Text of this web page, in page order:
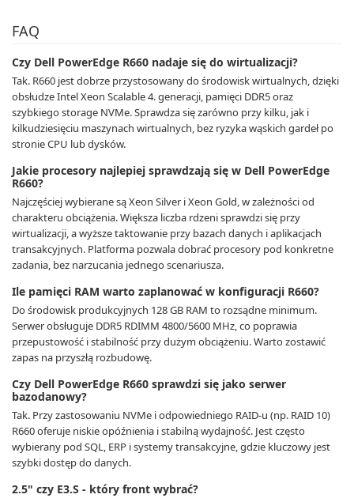
FAQ
Czy Dell PowerEdge R660 nadaje się do wirtualizacji?
Tak. R660 jest dobrze przystosowany do środowisk wirtualnych, dzięki
obsłudze Intel Xeon Scalable 4. generacji, pamięci DDR5 oraz
szybkiego storage NVMe. Sprawdza się zarówno przy kilku, jak i
kilkudziesięciu maszynach wirtualnych, bez ryzyka wąskich gardeł po
stronie CPU lub dysków.
Jakie procesory najlepiej sprawdzają się w Dell PowerEdge
R660?
Najczęściej wybierane są Xeon Silver i Xeon Gold, w zależności od
charakteru obciążenia. Większa liczba rdzeni sprawdzi się przy
wirtualizacji, a wyższe taktowanie przy bazach danych i aplikacjach
transakcyjnych. Platforma pozwala dobrać procesory pod konkretne
zadania, bez narzucania jednego scenariusza.
Ile pamięci RAM warto zaplanować w konfiguracji R660?
Do środowisk produkcyjnych 128 GB RAM to rozsądne minimum.
Serwer obsługuje DDR5 RDIMM 4800/5600 MHz, co poprawia
przepustowość i stabilność przy dużym obciążeniu. Warto zostawić
zapas na przyszłą rozbudowę.
Czy Dell PowerEdge R660 sprawdzi się jako serwer
bazodanowy?
Tak. Przy zastosowaniu NVMe i odpowiedniego RAID-u (np. RAID 10)
R660 oferuje niskie opóźnienia i stabilną wydajność. Jest często
wybierany pod SQL, ERP i systemy transakcyjne, gdzie kluczowy jest
szybki dostęp do danych.
2.5" czy E3.S - który front wybrać?